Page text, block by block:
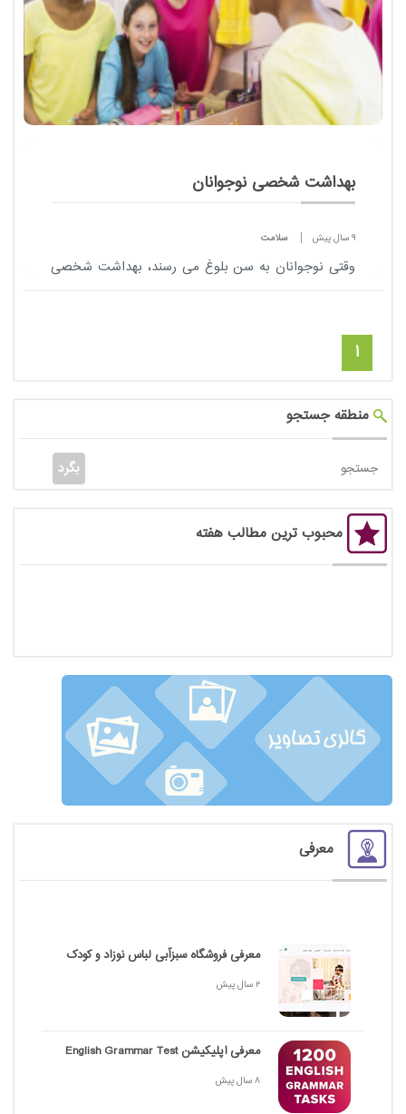
بهداشت شخصی نوجوانان
9 سال پیش سلامت
وقتی نوجوانان به سن بلوغ می رسند، بهداشت شخصی
1
منطقه جستجو
محبوب ترین مطالب هفته
معرفی
معرفی فروشگاه سبزآبی لباس نوزاد و کودک
2 سال پیش
معرفی اپلیکیشن English Grammar Test
8 سال پیش